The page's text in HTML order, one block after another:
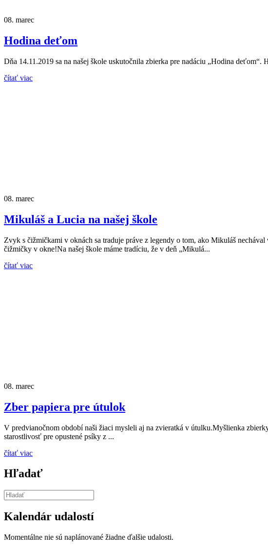
08. marec
Hodina deťom
Dňa 14.11.2019 sa na našej škole uskutočnila zbierka pre nadáciu „Hodina
čítať viac
08. marec
Mikuláš a Lucia na našej škole
Zvyk s čižmičkami v oknách sa traduje práve z legendy o tom, ako Mikuláš
čižmičky v okne!Na našej škole máme tradíciu, že v deň „Mikulá...
čítať viac
08. marec
Zber papiera pre útulok
V predvianočnom období naši žiaci mysleli aj na zvieratká v útulku.Myšlienka
starostlivosť pre opustené psíky z ...
čítať viac
Hľadať
Kalendár udalostí
Momentálne nie sú naplánované žiadne ďalšie udalosti.